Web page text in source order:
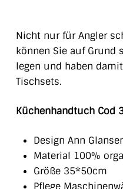
Nicht nur für Angler
können Sie auf Grund
legen und haben
Tischsets.
Küchenhandtuch Cod
Design Ann
Material 100%
Größe 35*50cm
Pflege